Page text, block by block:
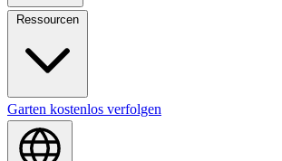
Garten kostenlos verfolgen